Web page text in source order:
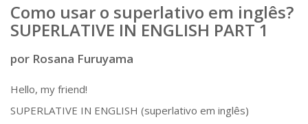
Como usar o superlativo em inglês?
SUPERLATIVE IN ENGLISH PART 1
por Rosana Furuyama
Hello, my friend!
SUPERLATIVE IN ENGLISH (superlativo em inglês)